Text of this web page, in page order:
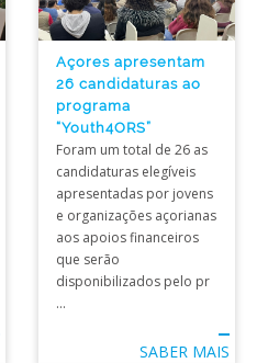
Açores apresentam
26 candidaturas ao
programa
“Youth4ORS”
Foram um total de 26 as
candidaturas elegíveis
apresentadas por jovens
e organizações açorianas
aos apoios financeiros
que serão
disponibilizados pelo pr
...
SABER MAIS